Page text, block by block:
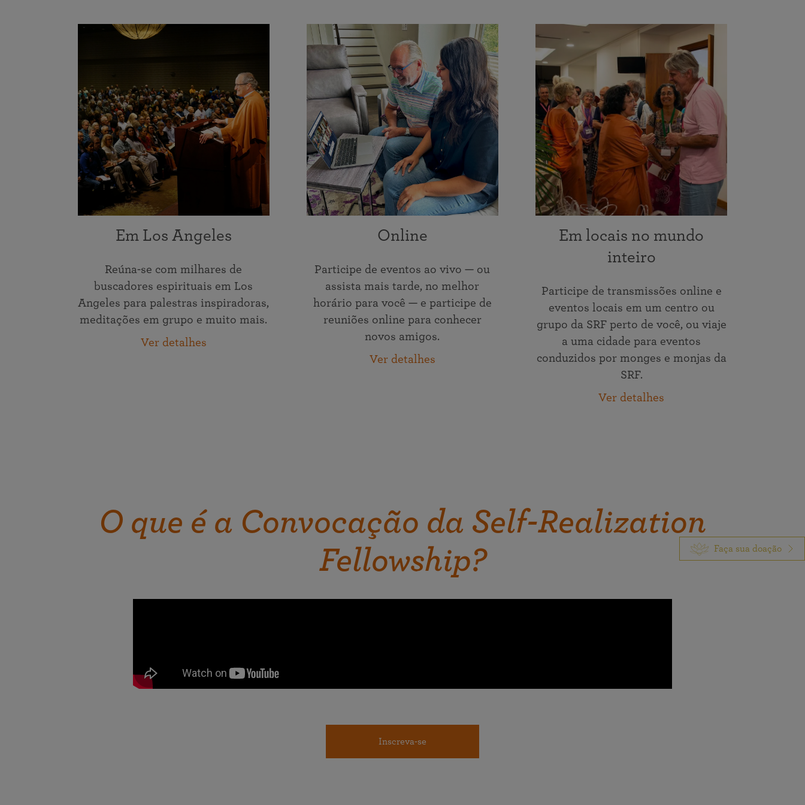
Faça sua doação
Em Los Angeles
Reúna-se com milhares de
buscadores espirituais em Los
Angeles para palestras inspiradoras,
meditações em grupo e muito mais.
Ver detalhes
Online
Participe de eventos ao vivo — ou
assista mais tarde, no melhor
horário para você — e participe de
reuniões online para conhecer
novos amigos.
Ver detalhes
Em locais no mundo
inteiro
Participe de transmissões online e
eventos locais em um centro ou
grupo da SRF perto de você, ou viaje
a uma cidade para eventos
conduzidos por monges e monjas da
SRF.
Ver detalhes
O que é a Convocação da Self-Realization
Fellowship?
Inscreva-se